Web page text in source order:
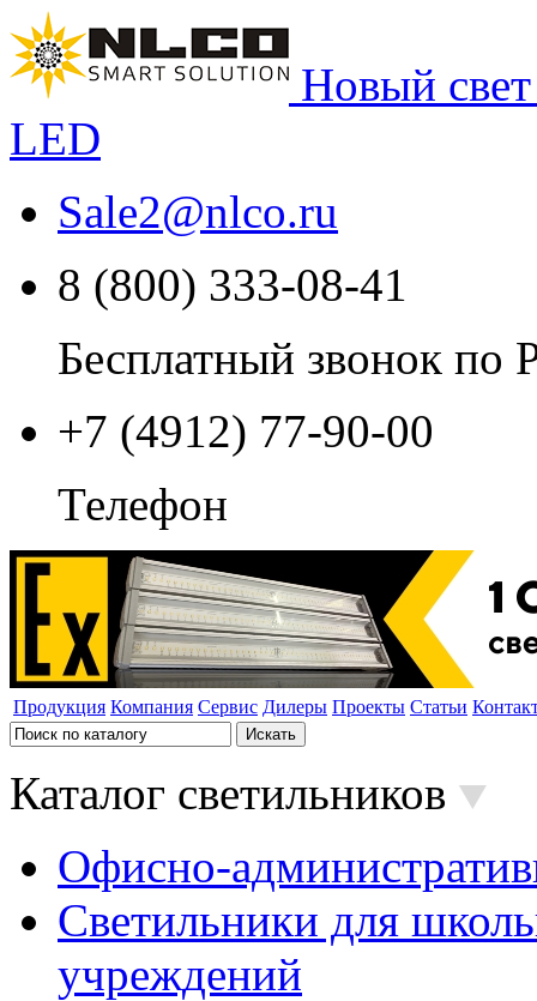
Новый
LED
Sale2@nlco.ru
8 (800) 333-08-41
Бесплатный звонок по
+7 (4912) 77-90-00
Телефон
Продукция Компания Сервис Дилеры Проекты Статьи
Каталог светильников
Офисно-
Светильники для
учреждений